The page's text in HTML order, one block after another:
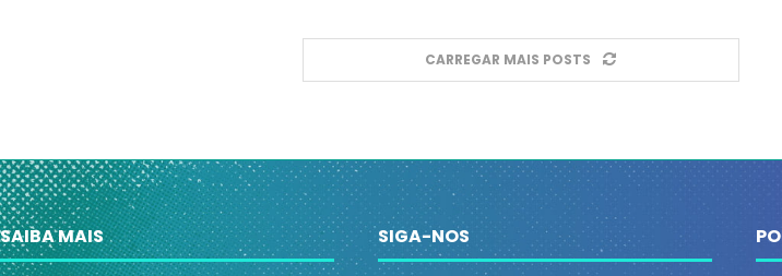
CARREGAR MAIS POSTS
SAIBA MAIS SIGA-NOS